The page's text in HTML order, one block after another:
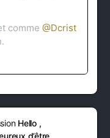
comme @Dcrist
Hello ,
d’être